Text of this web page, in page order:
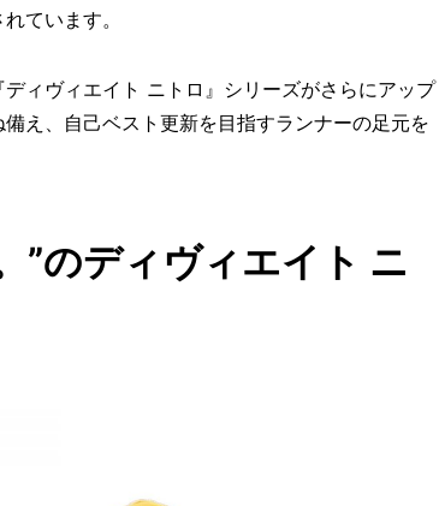
ています。
ィヴィエイト ニトロ』シリーズがさらにアップ
え、自己ベスト更新を目指すランナーの足元を
”のディヴィエイト ニ